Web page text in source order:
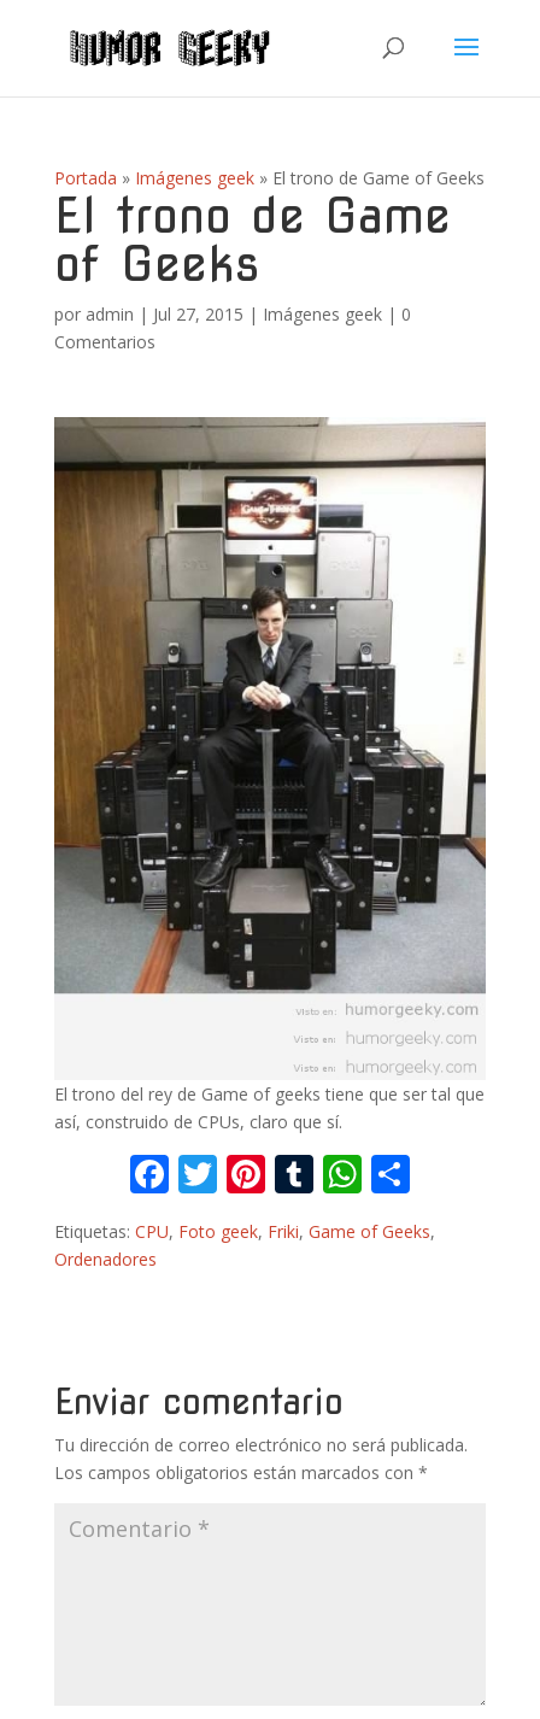
Portada » Imágenes geek» El trono de Game of Geeks
El trono de Game
of Geeks
por admin | Jul 27, 2015 | Imágenes geek| 0
Comentarios
El trono del rey de Game of geeks tiene que ser tal que
así, construido de CPUs, claro que sí.
F
ac
e
k
T
w
itt
Pi
nt
er
T
u
m
W
h
at m
Etiquetas: CPU, Foto geek, Friki, Game of Geeks,
Ordenadores
Enviar comentario
Tu dirección de correo electrónico no será publicada.
Los campos obligatorios están marcados con *